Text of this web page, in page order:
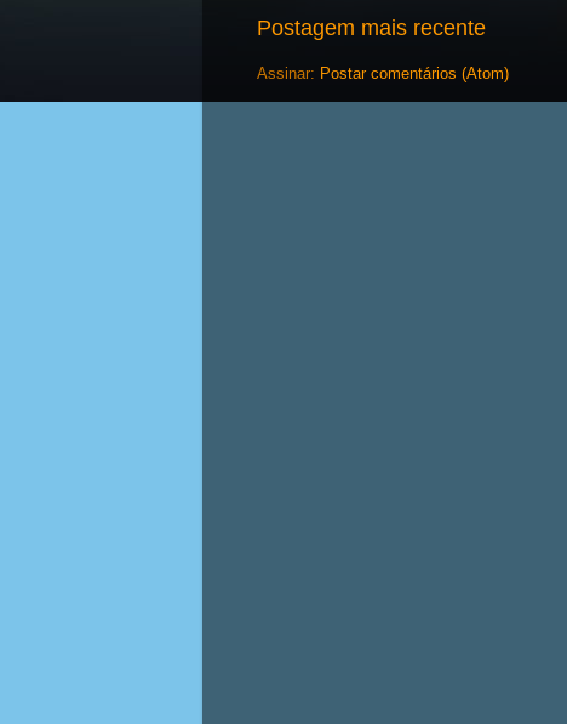
Postagem mais recente
Assinar: Postar comentários (Atom)